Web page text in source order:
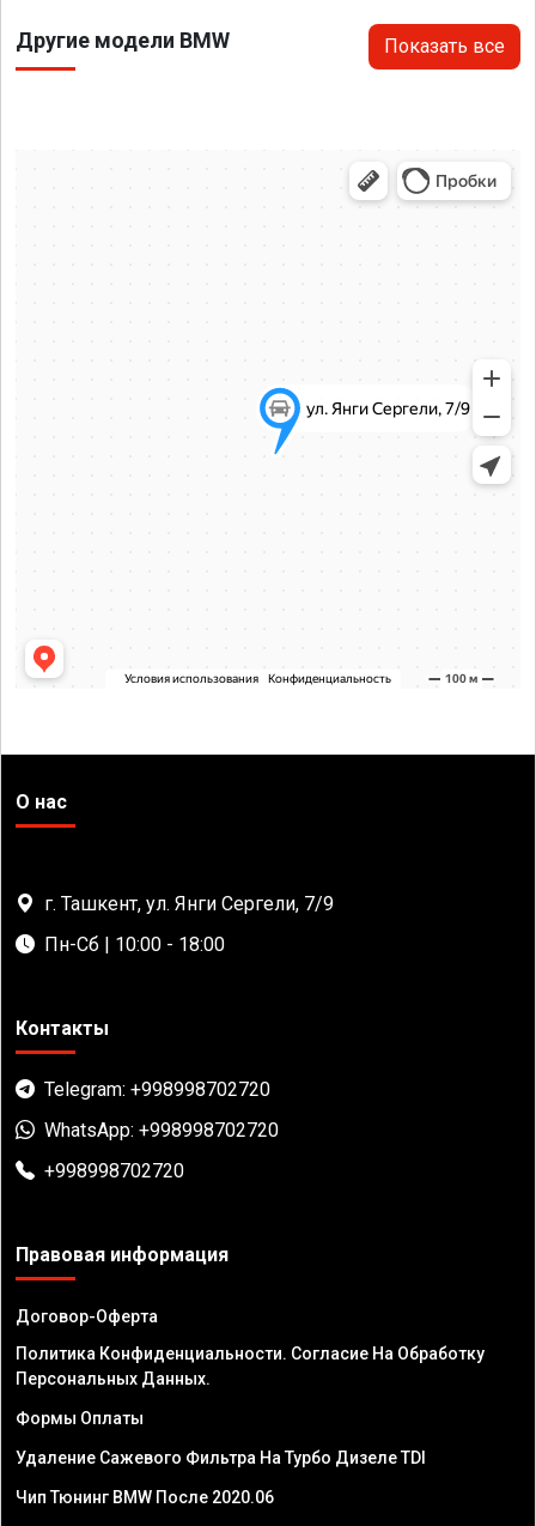
Другие модели BMW Показать все
О нас
г. Ташкент, ул. Янги Сергели, 7/9
Пн-Сб | 10:00 - 18:00
Контакты
Telegram: +998998702720
WhatsApp: +998998702720
+998998702720
Правовая информация
Договор-Оферта
Политика Конфиденциальности. Согласие На Обработку
Персональных Данных.
Формы Оплаты
Удаление Сажевого Фильтра На Турбо Дизеле TDI
Чип Тюнинг BMW После 2020.06